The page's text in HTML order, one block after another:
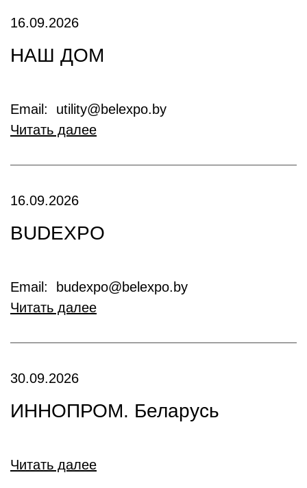
16.09.2026
НАШ ДОМ
Email: utility@belexpo.by
Читать далее
16.09.2026
BUDEXPO
Email: budexpo@belexpo.by
Читать далее
30.09.2026
ИННОПРОМ. Беларусь
Читать далее